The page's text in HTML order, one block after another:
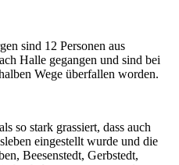
sind 12 Personen aus
Halle gegangen und sind bei
Wege überfallen worden.
so stark grassiert, dass auch
eingestellt wurde und die
Beesenstedt, Gerbstedt,